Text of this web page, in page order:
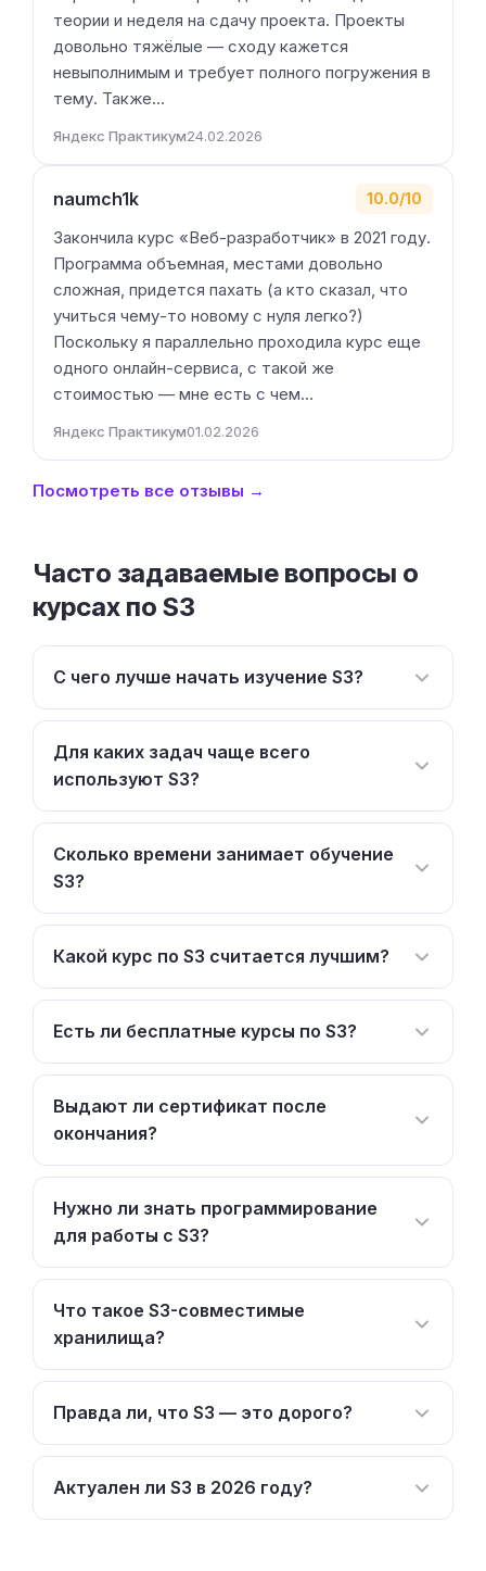
теории и неделя на сдачу проекта. Проекты
довольно тяжёлые — сходу кажется
невыполнимым и требует полного погружения в
тему. Также…
Яндекс Практикум24.02.2026
naumch1k 10.0/10
Закончила курс «Веб-разработчик» в 2021 году.
Программа объемная, местами довольно
сложная, придется пахать (а кто сказал, что
учиться чему-то новому с нуля легко?)
Поскольку я параллельно проходила курс еще
одного онлайн-сервиса, с такой же
стоимостью — мне есть с чем…
Яндекс Практикум01.02.2026
Посмотреть все отзывы →
Часто задаваемые вопросы о
курсах по S3
С чего лучше начать изучение S3?
Для каких задач чаще всего
используют S3?
Сколько времени занимает обучение
S3?
Какой курс по S3 считается лучшим?
Есть ли бесплатные курсы по S3?
Выдают ли сертификат после
окончания?
Нужно ли знать программирование
для работы с S3?
Что такое S3-совместимые
хранилища?
Правда ли, что S3 — это дорого?
Актуален ли S3 в 2026 году?